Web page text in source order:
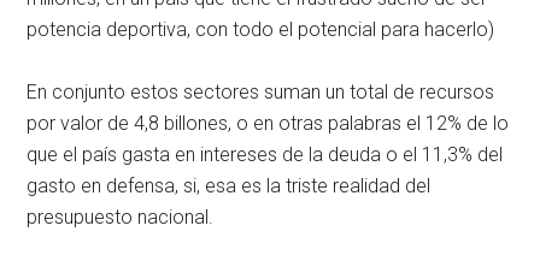
potencia deportiva, con todo el potencial para hacerlo)
En conjunto estos sectores suman un total de recursos
por valor de 4,8 billones, o en otras palabras el 12% de lo
que el país gasta en intereses de la deuda o el 11,3% del
gasto en defensa, si, esa es la triste realidad del
presupuesto nacional.